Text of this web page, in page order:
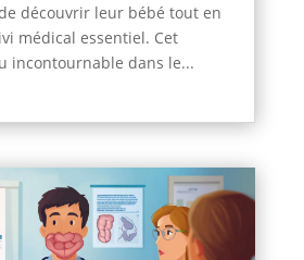
découvrir leur bébé tout en
médical essentiel. Cet
incontournable dans le...